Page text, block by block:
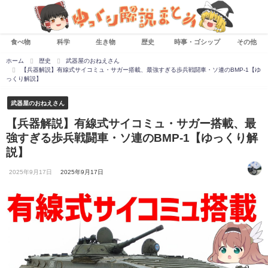
食べ物 科学 生き物 歴史 時事・ゴシップ その他
ホーム 歴史
武器屋のおねえさん
【兵器解説】有線式サイコミュ・サガー搭載、最強すぎる歩兵戦闘車・ソ連のBMP-1【ゆ
っくり解説】
武器屋のおねえさん
【兵器解説】有線式サイコミュ・サガー搭載、最
強すぎる歩兵戦闘車・ソ連のBMP-1【ゆっくり解
説】
2025年9月17日 2025年9月17日